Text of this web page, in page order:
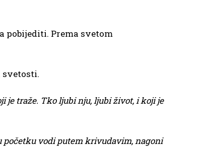
pobijediti. Prema svetom
svetosti.
je traže. Tko ljubi nju, ljubi život, i koji je
početku vodi putem krivudavim, nagoni